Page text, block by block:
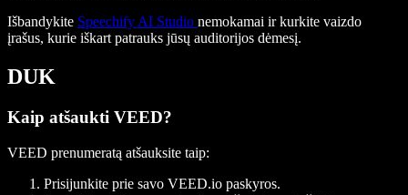
Išbandykite Speechify AI Studio nemokamai ir kurkite vaizdo
įrašus, kurie iškart patrauks jūsų auditorijos dėmesį.
DUK
Kaip atšaukti VEED?
VEED prenumeratą atšauksite taip:
Prisijunkite prie savo VEED.io paskyros.